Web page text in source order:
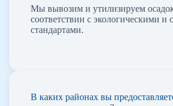
Мы вывозим и утилизируем
соответствии с экологическими и
стандартами.
В каких районах вы